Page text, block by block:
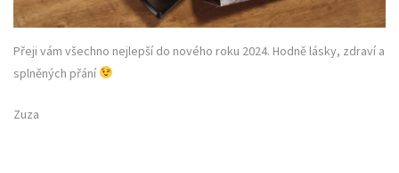
Přeji vám všechno nejlepší do nového roku 2024. Hodně lásky, zdraví a
splněných přání
Zuza